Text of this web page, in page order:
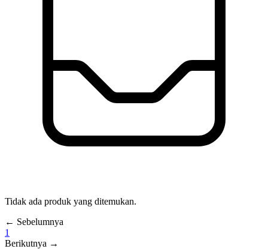
Tidak ada produk yang ditemukan.
← Sebelumnya
1
Berikutnya →